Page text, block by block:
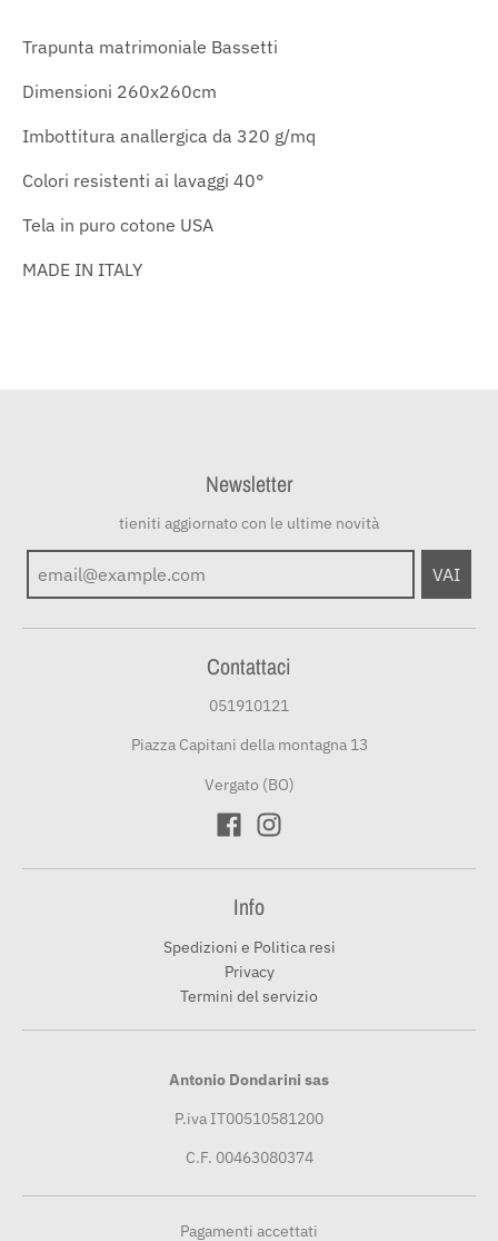
Trapunta matrimoniale Bassetti
Dimensioni 260x260cm
Imbottitura anallergica da 320 g/mq
Colori resistenti ai lavaggi 40°
Tela in puro cotone USA
MADE IN ITALY
Newsletter
tieniti aggiornato con le ultime novità
VAI
Contattaci
051910121
Piazza Capitani della montagna 13
Vergato (BO)
Info
Spedizioni e Politica resi
Privacy
Termini del servizio
Antonio Dondarini sas
P.iva IT00510581200
C.F. 00463080374
Pagamenti accettati